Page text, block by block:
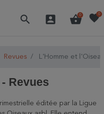
search account_box shopping_basket
0 favorite0
Revues L'Homme et
Revues
éditée par la Ligue